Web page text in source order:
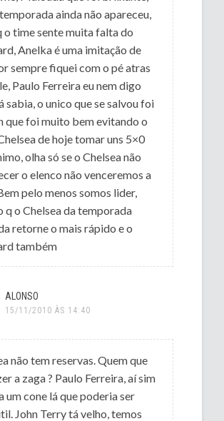
ainda não apareceu,
o time sente muita falta do
Anelka é uma imitação de
sempre fiquei com o pé atras
Paulo Ferreira eu nem digo
sabia, o unico que se salvou foi
que foi muito bem evitando o
de hoje tomar uns 5×0
olha só se o Chelsea não
o elenco não venceremos a
pelo menos somos lider,
q o Chelsea da temporada
retorne o mais rápido e o
também
ALONSO
15/11/2010 ÀS 14:40
não tem reservas. Quem que
a zaga ? Paulo Ferreira, aí sim
um cone lá que poderia ser
John Terry tá velho, temos